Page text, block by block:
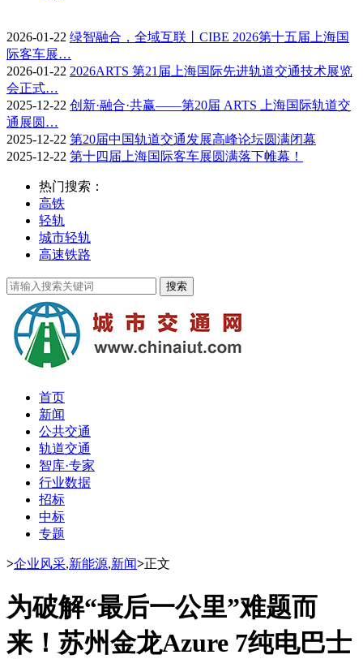
2026-01-22 绿智融合，全域互联丨CIBE 2026第十五届上海国
际客车展…
2026-01-22 2026ARTS 第21届上海国际先进轨道交通技术展览
会正式…
2025-12-22 创新·融合·共赢——第20届 ARTS 上海国际轨道交
通展圆…
2025-12-22 第20届中国轨道交通发展高峰论坛圆满闭幕
2025-12-22 第十四届上海国际客车展圆满落下帷幕！
热门搜索：
高铁
轻轨
城市轻轨
高速铁路
首页
新闻
公共交通
轨道交通
智库·专家
行业数据
招标
中标
专题
>企业风采,新能源,新闻>正文
为破解“最后一公里”难题而
来！苏州金龙Azure 7纯电巴士